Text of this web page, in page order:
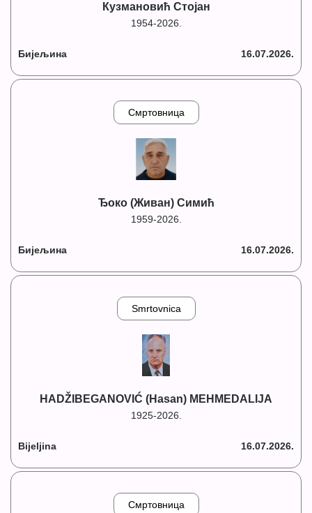
Кузмановић Стојан
1954-2026.
Бијељина 16.07.2026.
Смртовница
Ђоко (Живан) Симић
1959-2026.
Бијељина 16.07.2026.
Smrtovnica
HADŽIBEGANOVIĆ (Hasan) MEHMEDALIJA
1925-2026.
Bijeljina 16.07.2026.
Смртовница